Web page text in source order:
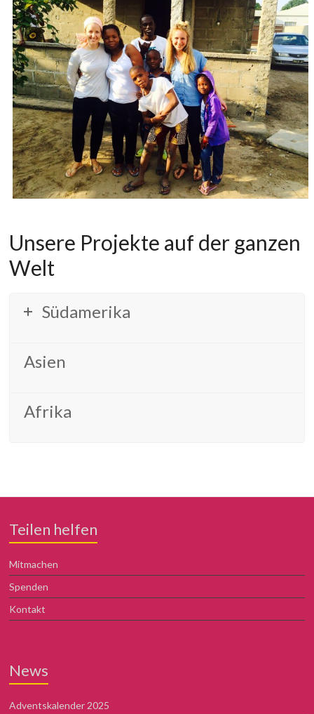
Unsere Projekte auf der ganzen
Welt
Südamerika
Asien
Afrika
Teilen helfen
Mitmachen
Spenden
Kontakt
News
Adventskalender 2025